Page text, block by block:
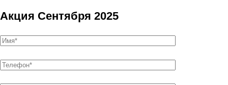
Акция Сентября 2025